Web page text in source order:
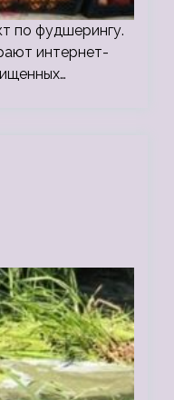
по фудшерингу.
интернет-